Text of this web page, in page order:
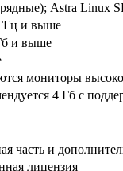
Astra
и выше
и выше
мониторы
4 Гб с
часть и
лицензия